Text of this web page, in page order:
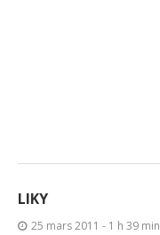
LIKY
25 mars 2011 - 1 h 39 min